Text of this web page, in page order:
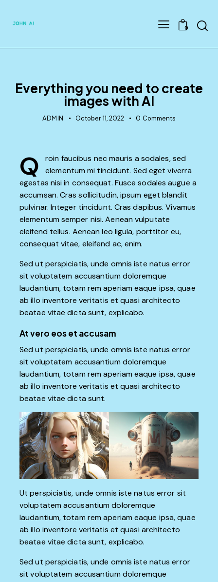
0
Everything you need to create
images with AI
ADMIN October 11, 2022 0 Comments
Q
roin faucibus nec mauris a sodales, sed
elementum mi tincidunt. Sed eget viverra
egestas nisi in consequat. Fusce sodales augue a
accumsan. Cras sollicitudin, ipsum eget blandit
pulvinar. Integer tincidunt. Cras dapibus. Vivamus
elementum semper nisi. Aenean vulputate
eleifend tellus. Aenean leo ligula, porttitor eu,
consequat vitae, eleifend ac, enim.
Sed ut perspiciatis, unde omnis iste natus error
sit voluptatem accusantium doloremque
laudantium, totam rem aperiam eaque ipsa, quae
ab illo inventore veritatis et quasi architecto
beatae vitae dicta sunt, explicabo.
At vero eos et accusam
Sed ut perspiciatis, unde omnis iste natus error
sit voluptatem accusantium doloremque
laudantium, totam rem aperiam eaque ipsa, quae
ab illo inventore veritatis et quasi architecto
beatae vitae dicta sunt.
Ut perspiciatis, unde omnis iste natus error sit
voluptatem accusantium doloremque
laudantium, totam rem aperiam eaque ipsa, quae
ab illo inventore veritatis et quasi architecto
beatae vitae dicta sunt, explicabo.
Sed ut perspiciatis, unde omnis iste natus error
sit voluptatem accusantium doloremque